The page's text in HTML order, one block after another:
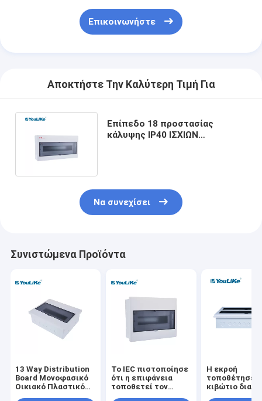
Επικοινωνήστε
Αποκτήστε Την Καλύτερη Τιμή Για
Επίπεδο 18 προστασίας
κάλυψης IP40 ΙΣΧΙΩΝ
Να συνεχίσει
Συνιστώμενα Προϊόντα
13 Way Distribution
Board Μονοφασικό
Οικιακό Πλαστικό
Το IEC πιστοποίησε
ότι η επιφάνεια
τοποθετεί τον
Η εκροή
τοποθέτησε
κιβώτιο